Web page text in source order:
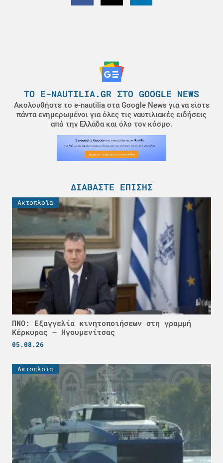
ΤΟ E-NAUTILIA.GR ΣΤΟ GOOGLE NEWS
Ακολουθήστε το e-nautilia στα Google News για να είστε
πάντα ενημερωμένοι για όλες τις ναυτιλιακές ειδήσεις
από την Ελλάδα και όλο τον κόσμο.
ΔΙΑΒΆΣΤΕ ΕΠΊΣΗΣ
Ακτοπλοϊα
ΠΝΟ: Εξαγγελία κινητοποιήσεων στη γραμμή
Κέρκυρας – Ηγουμενίτσας
05.08.26
Ακτοπλοϊα